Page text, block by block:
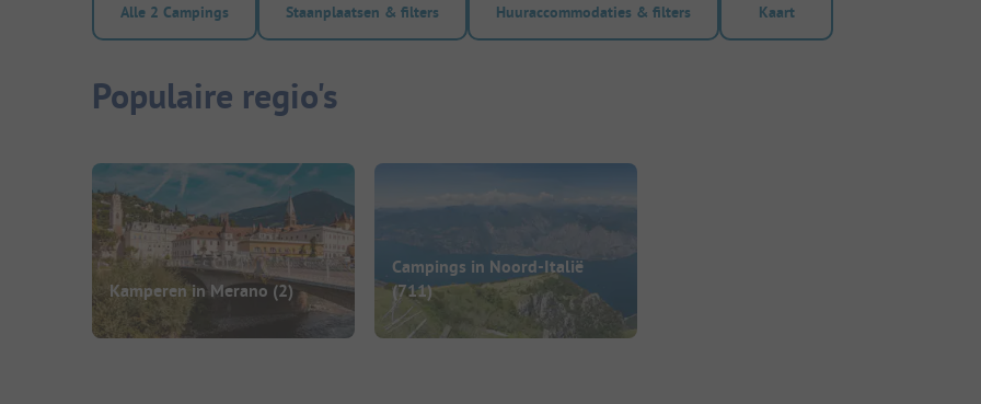
Alle 2 Campings Staanplaatsen & filters Huuraccommodaties & filters Kaart
Populaire regio's
Kamperen in Merano (2)
Campings in Noord-Italië
(711)